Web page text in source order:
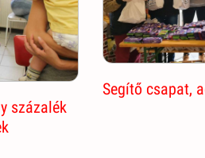
százalék
Segítő csapat,